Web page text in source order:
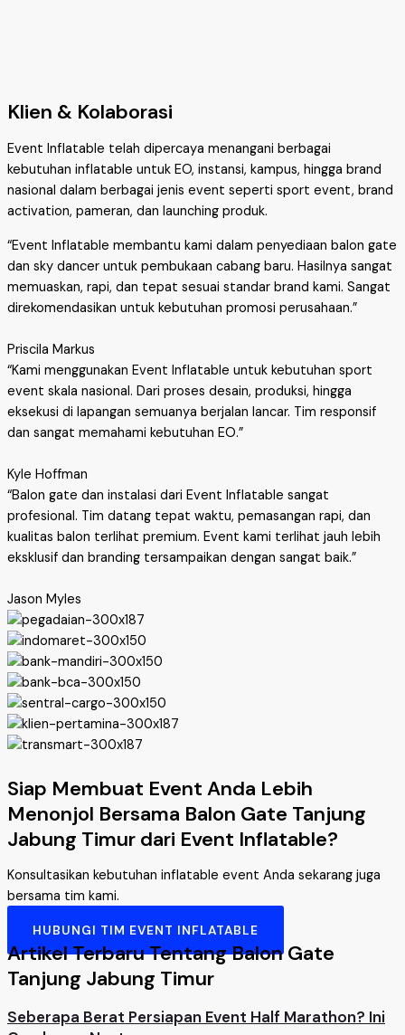
Klien & Kolaborasi
Event Inflatable telah dipercaya menangani berbagai
kebutuhan inflatable untuk EO, instansi, kampus, hingga brand
nasional dalam berbagai jenis event seperti sport event, brand
activation, pameran, dan launching produk.
“Event Inflatable membantu kami dalam penyediaan balon gate
dan sky dancer untuk pembukaan cabang baru. Hasilnya sangat
memuaskan, rapi, dan tepat sesuai standar brand kami. Sangat
direkomendasikan untuk kebutuhan promosi perusahaan.”
Priscila Markus
“Kami menggunakan Event Inflatable untuk kebutuhan sport
event skala nasional. Dari proses desain, produksi, hingga
eksekusi di lapangan semuanya berjalan lancar. Tim responsif
dan sangat memahami kebutuhan EO.”
Kyle Hoffman
“Balon gate dan instalasi dari Event Inflatable sangat
profesional. Tim datang tepat waktu, pemasangan rapi, dan
kualitas balon terlihat premium. Event kami terlihat jauh lebih
eksklusif dan branding tersampaikan dengan sangat baik.”
Jason Myles
Siap Membuat Event Anda Lebih
Menonjol Bersama Balon Gate Tanjung
Jabung Timur dari Event Inflatable?
Konsultasikan kebutuhan inflatable event Anda sekarang juga
bersama tim kami.
HUBUNGI TIM EVENT INFLATABLE
Artikel Terbaru Tentang Balon Gate
Tanjung Jabung Timur
Seberapa Berat Persiapan Event Half Marathon? Ini